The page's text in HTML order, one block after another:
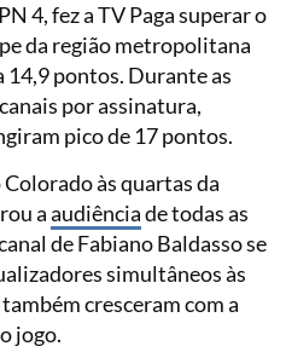
4, fez a TV Paga superar o
da região metropolitana
14,9 pontos. Durante as
por assinatura,
pico de 17 pontos.
às quartas da
aaudiênciade todas as
de Fabiano Baldasso se
simultâneos às
cresceram com a
jogo.